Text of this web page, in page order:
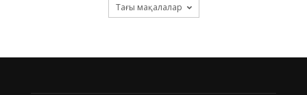
Тағы мақалалар